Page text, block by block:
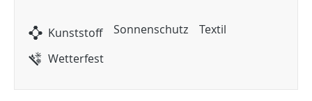
Kunststoff Sonnenschutz
Textil
Wetterfest